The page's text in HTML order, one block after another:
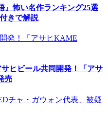
』怖い名作ランキング25選
きで解説
ヒビール共同開発！「アサ
売